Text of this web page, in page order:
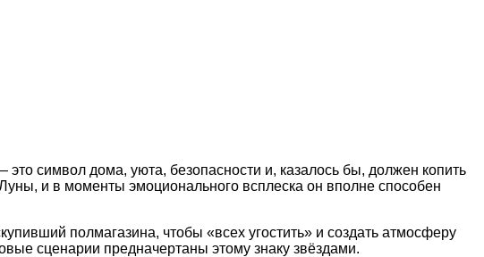
символ дома, уюта, безопасности и, казалось бы, должен копить
и в моменты эмоционального всплеска он вполне способен
полмагазина, чтобы «всех угостить» и создать атмосферу
сценарии предначертаны этому знаку звёздами.